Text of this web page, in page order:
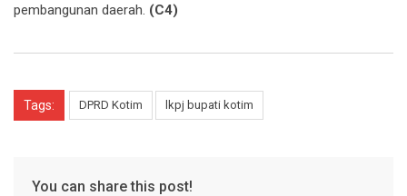
pembangunan daerah. (C4)
Tags: DPRD Kotim lkpj bupati kotim
You can share this post!